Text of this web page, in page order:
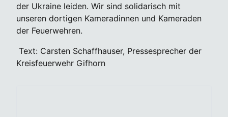
der Ukraine leiden. Wir sind solidarisch mit
unseren dortigen Kameradinnen und Kameraden
der Feuerwehren.
Text: Carsten Schaffhauser, Pressesprecher der
Kreisfeuerwehr Gifhorn